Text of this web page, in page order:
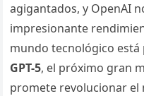
agigantados, y OpenAI
impresionante
mundo tecnológico está
GPT-5, el próximo gran
promete revolucionar el